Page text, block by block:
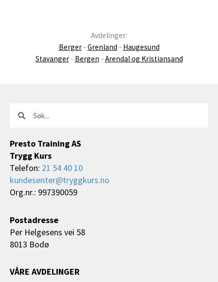
Avdelinger:
Berger- Grenland - Haugesund
Stavanger- Bergen - Arendal og Kristiansand
Presto Training AS
Trygg Kurs
Telefon: 21 54 40 10
kundesenter@tryggkurs.no
Org.nr.: 997390059
Postadresse
Per Helgesens vei 58
8013 Bodø
VÅRE AVDELINGER